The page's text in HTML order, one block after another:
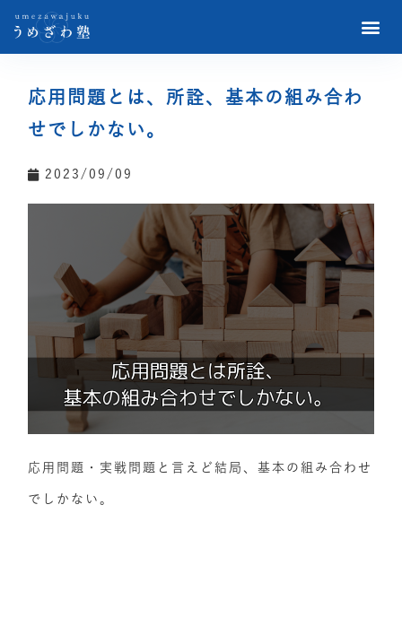
応用問題とは、所詮、基本の組み合わ
せでしかない。
2023/09/09
応用問題・実戦問題と言えど結局、基本の組み合わせ
でしかない。